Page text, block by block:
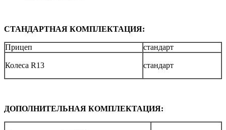
СТАНДАРТНАЯ КОМПЛЕКТАЦИЯ:
Прицеп стандарт
Колеса R13 стандарт
ДОПОЛНИТЕЛЬНАЯ КОМПЛЕКТАЦИЯ: